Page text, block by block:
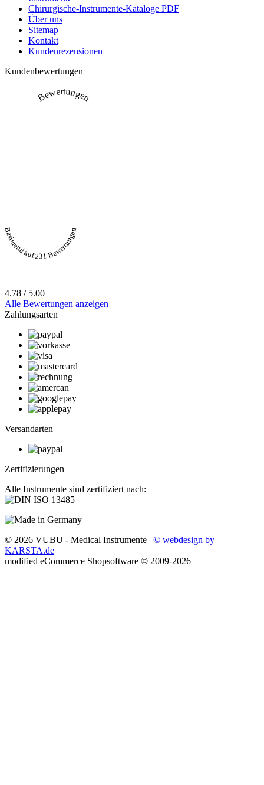
Chirurgische-Instrumente-Kataloge PDF
Über uns
Sitemap
Kontakt
Kundenrezensionen
Kundenbewertungen
Bewertungen
Basierend auf 231 Bewertungen
4.78 / 5.00
Alle Bewertungen anzeigen
Zahlungsarten
Versandarten
Zertifizierungen
Alle Instrumente sind zertifiziert nach:
© 2026 VUBU - Medical Instrumente | © webdesign by
KARSTA.de
modified eCommerce Shopsoftware © 2009-2026